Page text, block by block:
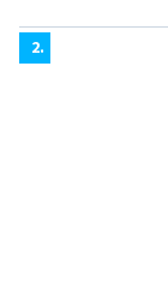
2.